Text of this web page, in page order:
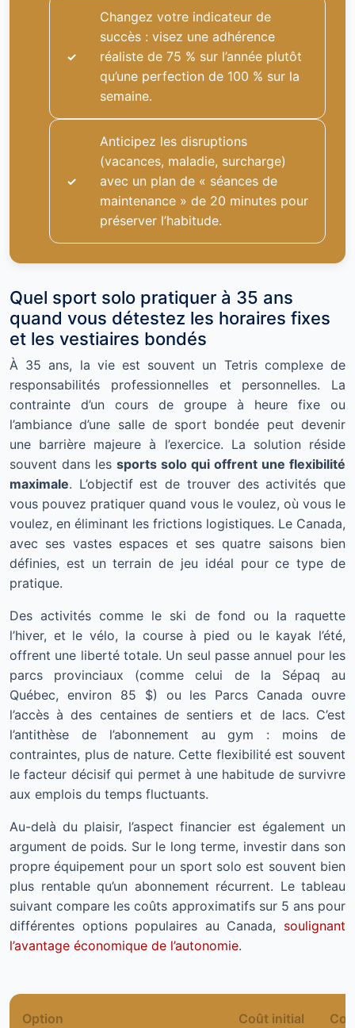
Changez votre indicateur de
succès : visez une adhérence
réaliste de 75 % sur l’année plutôt
qu’une perfection de 100 % sur la
semaine.
Anticipez les disruptions
(vacances, maladie, surcharge)
avec un plan de « séances de
maintenance » de 20 minutes pour
préserver l’habitude.
Quel sport solo pratiquer à 35 ans
quand vous détestez les horaires fixes
et les vestiaires bondés
À 35 ans, la vie est souvent un Tetris complexe de
responsabilités professionnelles et personnelles. La
contrainte d’un cours de groupe à heure fixe ou
l’ambiance d’une salle de sport bondée peut devenir
une barrière majeure à l’exercice. La solution réside
souvent dans les sports solo qui offrent une flexibilité
maximale. L’objectif est de trouver des activités que
vous pouvez pratiquer quand vous le voulez, où vous le
voulez, en éliminant les frictions logistiques. Le Canada,
avec ses vastes espaces et ses quatre saisons bien
définies, est un terrain de jeu idéal pour ce type de
pratique.
Des activités comme le ski de fond ou la raquette
l’hiver, et le vélo, la course à pied ou le kayak l’été,
offrent une liberté totale. Un seul passe annuel pour les
parcs provinciaux (comme celui de la Sépaq au
Québec, environ 85 $) ou les Parcs Canada ouvre
l’accès à des centaines de sentiers et de lacs. C’est
l’antithèse de l’abonnement au gym : moins de
contraintes, plus de nature. Cette flexibilité est souvent
le facteur décisif qui permet à une habitude de survivre
aux emplois du temps fluctuants.
Au-delà du plaisir, l’aspect financier est également un
argument de poids. Sur le long terme, investir dans son
propre équipement pour un sport solo est souvent bien
plus rentable qu’un abonnement récurrent. Le tableau
suivant compare les coûts approximatifs sur 5 ans pour
différentes options populaires au Canada, soulignant
l’avantage économique de l’autonomie.
Option Coût initial